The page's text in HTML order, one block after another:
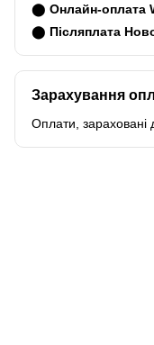
⬤ Онлайн-оплата
⬤ Післяплата
Зарахування
Оплати, зараховані